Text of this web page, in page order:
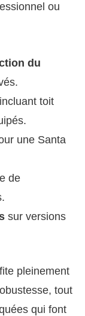
ou
du
incluant toit
une Santa
de
sur versions
pleinement
tout
qui font